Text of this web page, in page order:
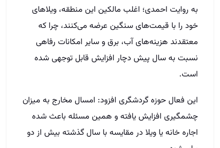
به روایت احمدی؛ اغلب مالکین این منطقه، ویلاهای
خود را با قیمت‌های سنگین عرضه می‌کنند، چرا که
معتقدند هزینه‌های آب، برق و سایر امکانات رفاهی
نسبت به سال پیش دچار افزایش قابل توجهی شده
است.
این فعال حوزه گردشگری افزود: امسال مخارج به میزان
چشمگیری افزایش یافته و همین مسئله باعث شده
اجاره خانه یا ویلا در مقایسه با سال گذشته بیش از دو